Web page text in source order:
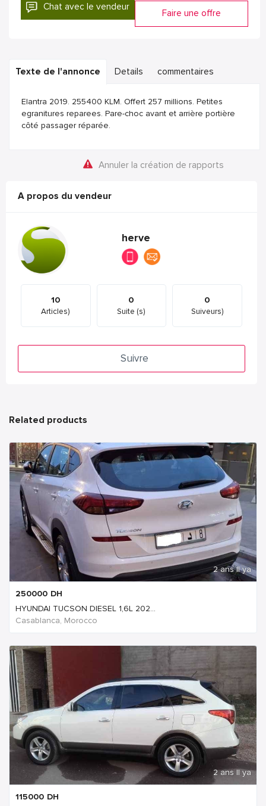
Chat avec le vendeur
Faire une offre
Texte de l'annonce Details commentaires
Elantra 2019. 255400 KLM. Offert 257 millions. Petites
egranitures reparees. Pare-choc avant et arrière portière
côté passager réparée.
Annuler la création de rapports
A propos du vendeur
herve
10
Articles)
0
Suite (s)
0
Suiveurs)
Suivre
Related products
2 ans Il ya
250000 DH
HYUNDAI TUCSON DIESEL 1,6L 202...
Casablanca, Morocco
2 ans Il ya
115000 DH